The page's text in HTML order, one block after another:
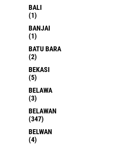
BALI
(1)
BANJAI
(1)
BATU BARA
(2)
BEKASI
(5)
BELAWA
(3)
BELAWAN
(347)
BELWAN
(4)